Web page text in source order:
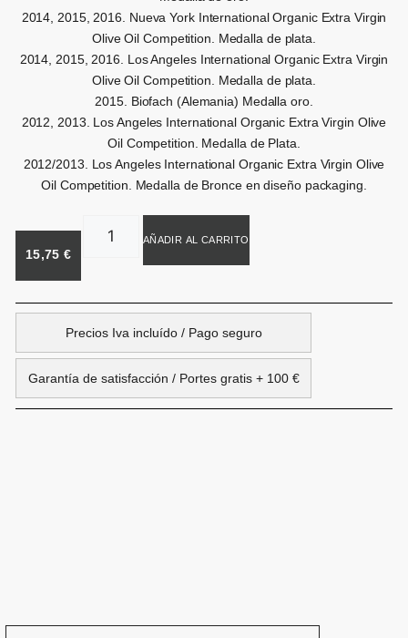
2014, 2015, 2016. Nueva York International Organic Extra Virgin
Olive Oil Competition. Medalla de plata.
2014, 2015, 2016. Los Angeles International Organic Extra Virgin
Olive Oil Competition. Medalla de plata.
2015. Biofach (Alemania) Medalla oro.
2012, 2013. Los Angeles International Organic Extra Virgin Olive
Oil Competition. Medalla de Plata.
2012/2013. Los Angeles International Organic Extra Virgin Olive
Oil Competition. Medalla de Bronce en diseño packaging.
15,75 €
AÑADIR AL CARRITO
Precios Iva incluído / Pago seguro
Garantía de satisfacción / Portes gratis + 100 €